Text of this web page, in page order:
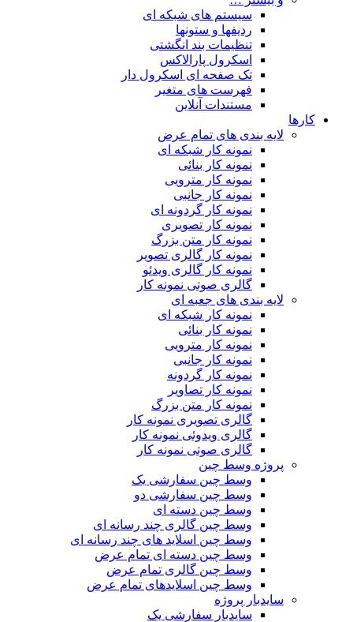
سیستم های شبکه ای
ردیفها و ستونها
تنظیمات بند انگشتی
اسکرول پارالاکس
تک صفحه ای اسکرول دار
فهرست های متغیر
مستندات آنلاین
کارها
لایه بندی های تمام عرض
نمونه کار شبکه ای
نمونه کار بنائی
نمونه کار مترویی
نمونه کار جانبی
نمونه کار گردونه ای
نمونه کار تصویری
نمونه کار متن بزرگ
نمونه کار گالری تصویر
نمونه کار گالری ویدئو
گالری صوتی نمونه کار
لایه بندی های جعبه ای
نمونه کار شبکه ای
نمونه کار بنائی
نمونه کار مترویی
نمونه کار جانبی
نمونه کار گردونه
نمونه کار تصاویر
نمونه کار متن بزرگ
گالری تصویری نمونه کار
گالری ویدوئی نمونه کار
گالری صوتی نمونه کار
پروژه وسط چین
وسط چین سفارشی یک
وسط چین سفارشی دو
وسط چین دسته ای
وسط چین گالری چند رسانه ای
وسط چین اسلاید های چند رسانه ای
وسط چین دسته ای تمام عرض
وسط چین گالری تمام عرض
وسط چین اسلایدهای تمام عرض
سایدبار پروژه
سایدبار سفارشی یک